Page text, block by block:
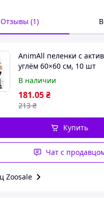
Отзывы (1)
AnimAll пеленки с
углём 60×60 см, 10 шт
В наличии
181.05₴
213 ₴
Купить
Чат с
Zoosale